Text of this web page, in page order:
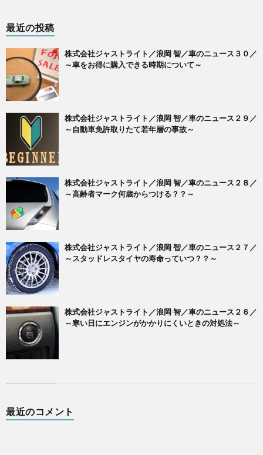
最近の投稿
株式会社ジャストライト／浪岡 智／車のニュース３０／
～車をお得に購入できる時期について～
株式会社ジャストライト／浪岡 智／車のニュース２９／
～自動車免許取りたて若年層の事故～
株式会社ジャストライト／浪岡 智／車のニュース２８／
～高齢者マーク何歳からつける？？～
株式会社ジャストライト／浪岡 智／車のニュース２７／
～スタッドレスタイヤの寿命っていつ？？～
株式会社ジャストライト／浪岡 智／車のニュース２６／
～寒い日にエンジンがかかりにくいときの対処法～
最近のコメント